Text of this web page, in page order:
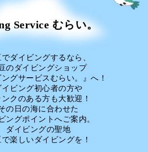
Service むらい。
ダイビングするなら、
のダイビングショップ
ングサービスむらい。』へ！
イビング初心者の方や
ンクのある方も大歓迎！
の日の海に合わせた
ングポイントへご案内。
ダイビングの聖地
楽しいダイビングを！